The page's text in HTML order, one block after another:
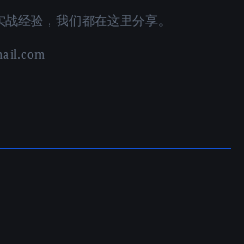
经验，我们都在这里分享。